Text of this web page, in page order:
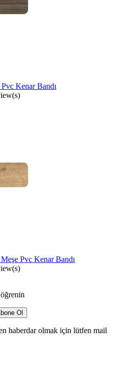
Kenar Bandı
Pvc Kenar Bandı
haberdar olmak için lütfen mail